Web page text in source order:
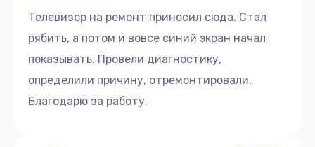
Телевизор на ремонт приносил сюда. Стал
рябить, а потом и вовсе синий экран начал
показывать. Провели диагностику,
определили причину, отремонтировали.
Благодарю за работу.